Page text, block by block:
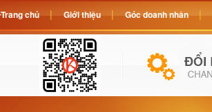
Trang chủ Giới thiệu Góc doanh nhân